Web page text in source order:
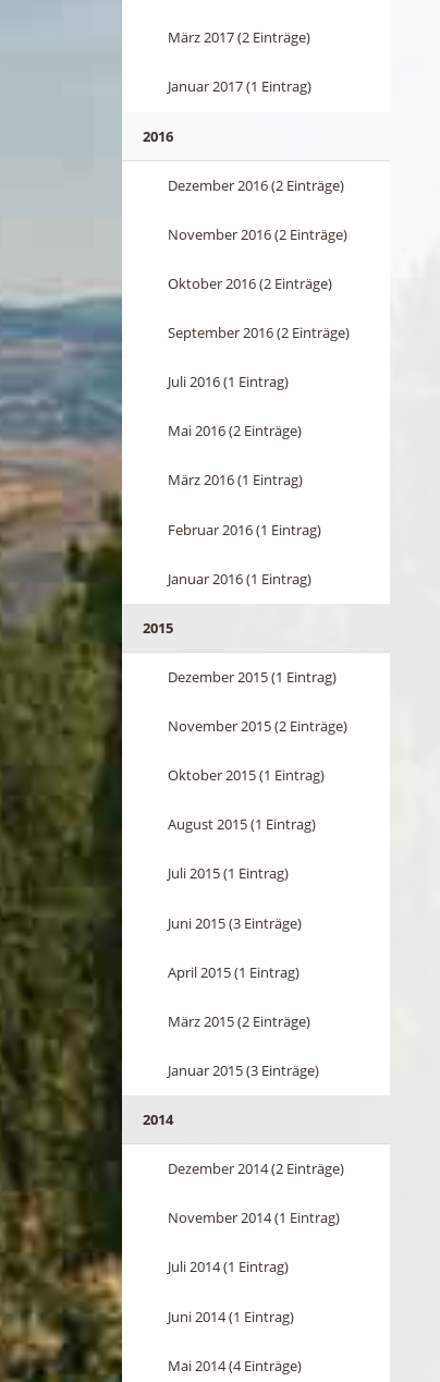
März 2017 (2 Einträge)
Januar 2017 (1 Eintrag)
2016
Dezember 2016 (2 Einträge)
November 2016 (2 Einträge)
Oktober 2016 (2 Einträge)
September 2016 (2 Einträge)
Juli 2016 (1 Eintrag)
Mai 2016 (2 Einträge)
März 2016 (1 Eintrag)
Februar 2016 (1 Eintrag)
Januar 2016 (1 Eintrag)
2015
Dezember 2015 (1 Eintrag)
November 2015 (2 Einträge)
Oktober 2015 (1 Eintrag)
August 2015 (1 Eintrag)
Juli 2015 (1 Eintrag)
Juni 2015 (3 Einträge)
April 2015 (1 Eintrag)
März 2015 (2 Einträge)
Januar 2015 (3 Einträge)
2014
Dezember 2014 (2 Einträge)
November 2014 (1 Eintrag)
Juli 2014 (1 Eintrag)
Juni 2014 (1 Eintrag)
Mai 2014 (4 Einträge)